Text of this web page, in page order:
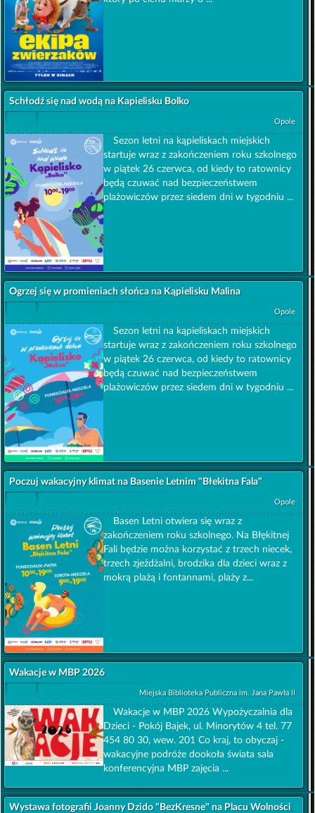
Schłodź się nad wodą na Kapielisku Bolko
Opole
Sezon letni na kąpieliskach miejskich
startuje wraz z zakończeniem roku szkolnego
w piątek 26 czerwca, od kiedy to ratownicy
będą czuwać nad bezpieczeństwem
plażowiczów przez siedem dni w tygodniu ...
Ogrzej się w promieniach słońca na Kąpielisku Malina
Opole
Sezon letni na kąpieliskach miejskich
startuje wraz z zakończeniem roku szkolnego
w piątek 26 czerwca, od kiedy to ratownicy
będą czuwać nad bezpieczeństwem
plażowiczów przez siedem dni w tygodniu ...
Poczuj wakacyjny klimat na Basenie Letnim "Błekitna Fala"
Opole
Basen Letni otwiera się wraz z
zakończeniem roku szkolnego. Na Błękitnej
Fali będzie można korzystać z trzech niecek,
trzech zjeżdżalni, brodzika dla dzieci wraz z
mokrą plażą i fontannami, plaży z...
Wakacje w MBP 2026
Miejska Biblioteka Publiczna im. Jana Pawła II
Wakacje w MBP 2026 Wypożyczalnia dla
Dzieci - Pokój Bajek, ul. Minorytów 4 tel. 77
454 80 30, wew. 201 Co kraj, to obyczaj -
wakacyjne podróże dookoła świata sala
konferencyjna MBP zajęcia ...
Wystawa fotografii Joanny Dzido "BezKresne" na Placu Wolności